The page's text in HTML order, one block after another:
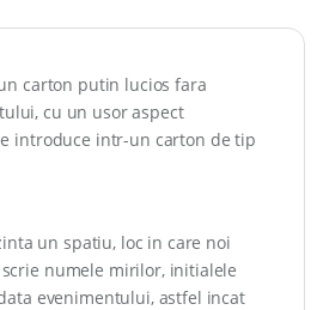
carton putin lucios fara
cu un usor aspect
introduce intr-un carton de tip
un spatiu, loc in care noi
numele mirilor, initialele
evenimentului, astfel incat